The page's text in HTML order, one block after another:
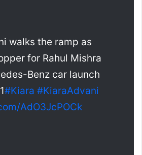
walks the ramp as
for Rahul Mishra
Benz car launch
#Kiara #KiaraAdvani
AdO3JcPOCk